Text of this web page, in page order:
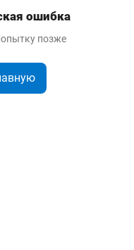
ошибка
позже